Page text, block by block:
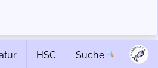
HSC Suche